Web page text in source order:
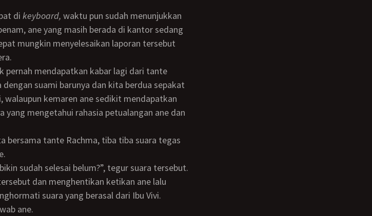
di keyboard, waktu pun sudah menunjukkan
ane yang masih berada di kantor sedang
mungkin menyelesaikan laporan tersebut
dengan suami barunya dan kita berdua sepakat
kemaren ane sedikit mendapatkan
yang mengetahui rahasia petualangan ane dan
bikin sudah selesai belum?”, tegur suara tersebut.
suara yang berasal dari Ibu Vivi.
ane.